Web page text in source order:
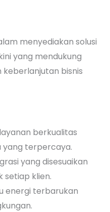
menyediakan solusi
yang mendukung
keberlanjutan bisnis
berkualitas
terpercaya.
yang disesuaikan
setiap klien.
energi terbarukan